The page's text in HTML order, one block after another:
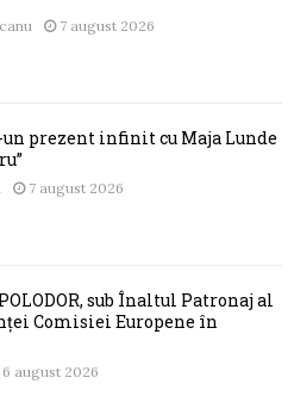
7 august 2026
prezent infinit cu Maja Lunde
7 august 2026
sub Înaltul Patronaj al
Comisiei Europene în
6 august 2026